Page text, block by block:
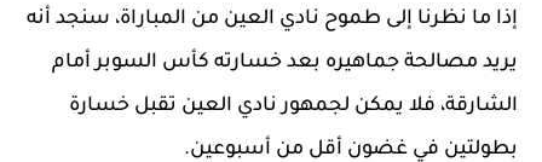
إذا ما نظرنا إلى طموح نادي العين من المباراة، سنجد أنه
يريد مصالحة جماهيره بعد خسارته كأس السوبر أمام
الشارقة، فلا يمكن لجمهور نادي العين تقبل خسارة
بطولتين في غضون أقل من أسبوعين.